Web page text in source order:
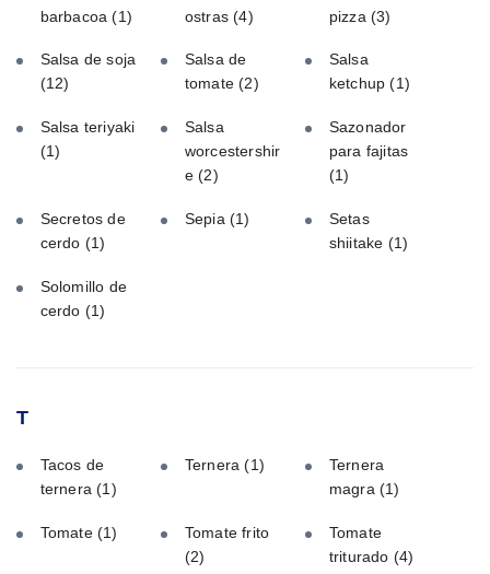
barbacoa(1)
ostras(4)
pizza(3)
Salsa de soja
(12)
Salsa de
tomate(2)
Salsa
ketchup(1)
Salsa teriyaki
(1)
Salsa
worcestershir
e(2)
Sazonador
para fajitas
(1)
Secretos de
cerdo (1)
Sepia (1)
Setas
shiitake (1)
Solomillo de
cerdo (1)
T
Tacos de
ternera(1)
Ternera(1)
Ternera
magra(1)
Tomate (1)
Tomate frito
(2)
Tomate
triturado (4)